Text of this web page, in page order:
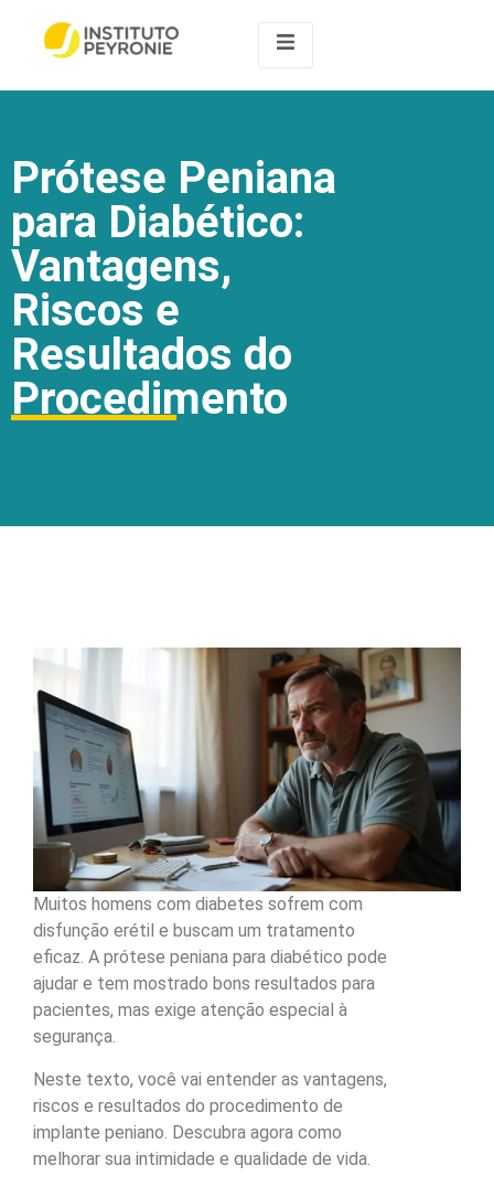
Prótese Peniana
para Diabético:
Vantagens,
Riscos e
Resultados do
Procedimento
Muitos homens com diabetes sofrem com
disfunção erétil e buscam um tratamento
eficaz. A prótese peniana para diabético pode
ajudar e tem mostrado bons resultados para
pacientes, mas exige atenção especial à
segurança.
Neste texto, você vai entender as vantagens,
riscos e resultados do procedimento de
implante peniano. Descubra agora como
melhorar sua intimidade e qualidade de vida.